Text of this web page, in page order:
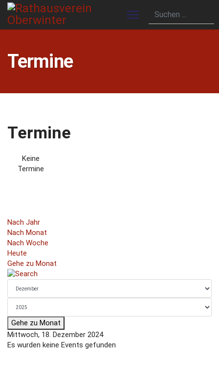
Termine
Termine
Keine
Termine
Nach Jahr
Nach Monat
Nach Woche
Heute
Gehe zu Monat
Gehe zu Monat
Mittwoch, 18. Dezember 2024
Es wurden keine Events gefunden